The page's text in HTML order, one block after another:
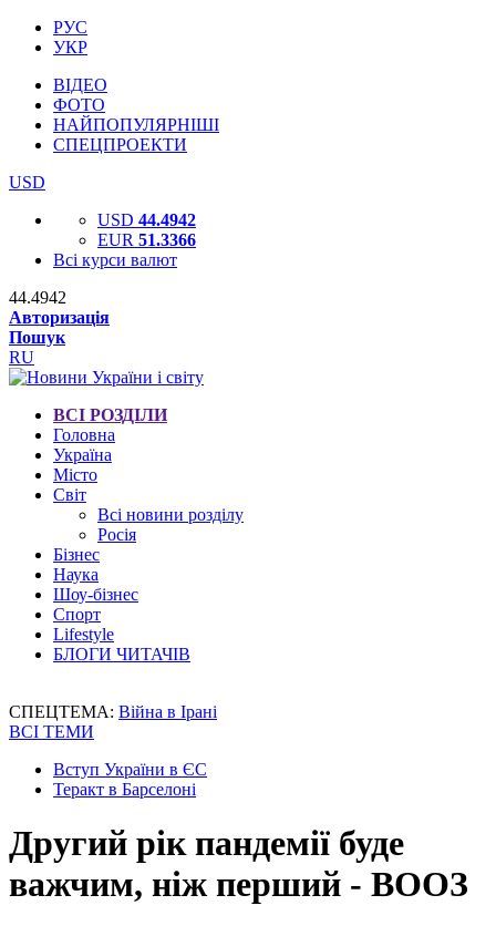
РУС
УКР
ВІДЕО
ФОТО
НАЙПОПУЛЯРНІШІ
СПЕЦПРОЕКТИ
USD
USD 44.4942
EUR 51.3366
Всі курси валют
44.4942
Авторизація
Пошук
RU
ВСІ РОЗДІЛИ
Головна
Україна
Місто
Світ
Всі новини розділу
Росія
Бізнес
Наука
Шоу-бізнес
Спорт
Lifestyle
БЛОГИ ЧИТАЧІВ
СПЕЦТЕМА: Війна в Ірані
ВСІ ТЕМИ
Вступ України в ЄС
Теракт в Барселоні
Другий рік пандемії буде
важчим, ніж перший - ВООЗ